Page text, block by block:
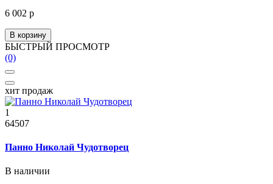
6 002 р
В корзину
БЫСТРЫЙ ПРОСМОТР
(0)
хит продаж
1
64507
Панно Николай Чудотворец
В наличии